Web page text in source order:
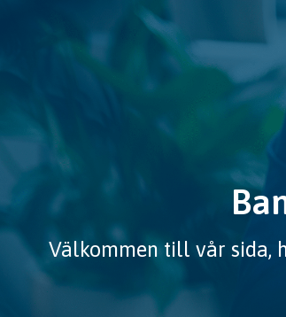
Välkommen till vår sida,